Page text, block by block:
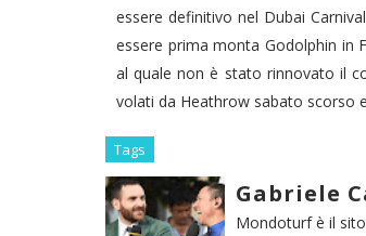
essere definitivo nel Dubai
essere prima monta Godolphin in
al quale non è stato rinnovato il
volati da Heathrow sabato scorso
Tags
Gabriele
Mondoturf è il